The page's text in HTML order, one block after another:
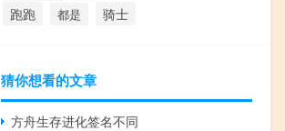
跑跑 都是 骑士
猜你想看的文章
方舟生存进化签名不同